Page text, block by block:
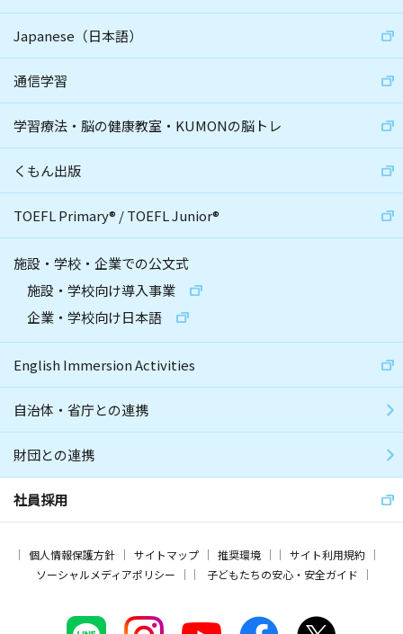
Japanese（日本語）
通信学習
学習療法・脳の健康教室・KUMONの脳トレ
くもん出版
TOEFL Primary® /TOEFL Junior®
施設・学校・企業での公文式
施設・学校向け導入事業
企業・学校向け日本語
English Immersion Activities
自治体・省庁との連携
財団との連携
社員採用
個人情報保護方針 サイトマップ 推奨環境
サイト利用規約
ソーシャルメディアポリシー
子どもたちの安心・安全ガイド